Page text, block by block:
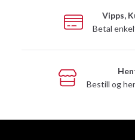
Vipps,
Betal
Bestill og